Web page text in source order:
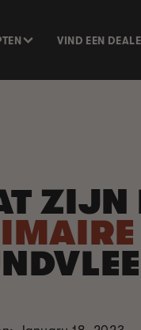
VIND EEN
ZIJN